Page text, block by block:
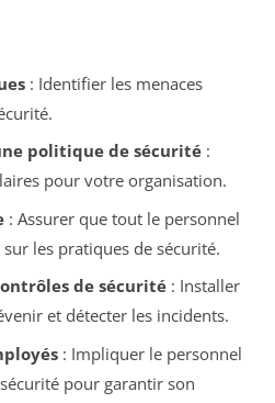
: Identifier les menaces
politique de sécurité:
pour votre organisation.
: Assurer que tout le personnel
les pratiques de sécurité.
de sécurité: Installer
et détecter les incidents.
: Impliquer le personnel
pour garantir son